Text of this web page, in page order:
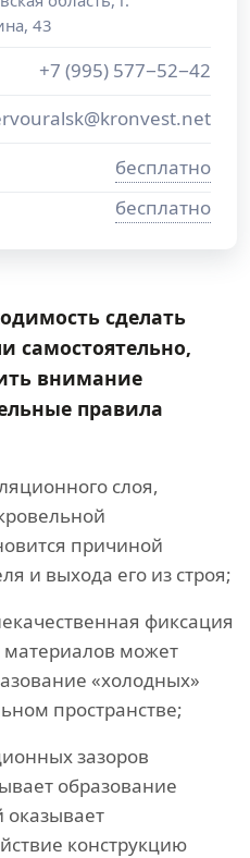
43
+7 (995) 577−52−42
бесплатно
бесплатно
сделать
самостоятельно,
внимание
правила
слоя,
причиной
и выхода его из строя;
фиксация
может
«холодных»
пространстве;
зазоров
образование
оказывает
конструкцию